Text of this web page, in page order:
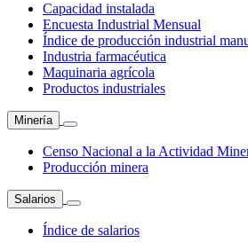
Capacidad instalada
Encuesta Industrial Mensual
Índice de producción industrial
Industria farmacéutica
Maquinaria agrícola
Productos industriales
Minería
Censo Nacional a la Actividad
Producción minera
Salarios
Índice de salarios